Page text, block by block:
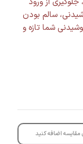
سالم بودن
شما تازه و
مقایسه اضافه کنید